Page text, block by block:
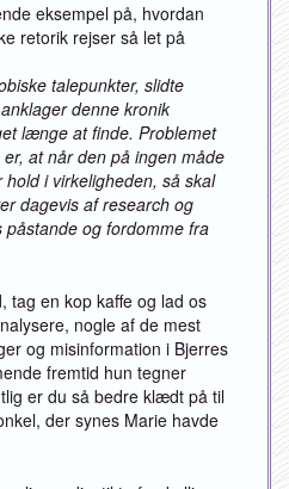
eksempel på, hvordan
retorik rejser så let på
talepunkter, slidte
denne kronik
længe at finde. Problemet
at når den på ingen måde
i virkeligheden, så skal
dagevis af research og
og fordomme fra
en kop kaffe og lad os
nogle af de mest
og misinformation i Bjerres
fremtid hun tegner
er du så bedre klædt på til
der synes Marie havde